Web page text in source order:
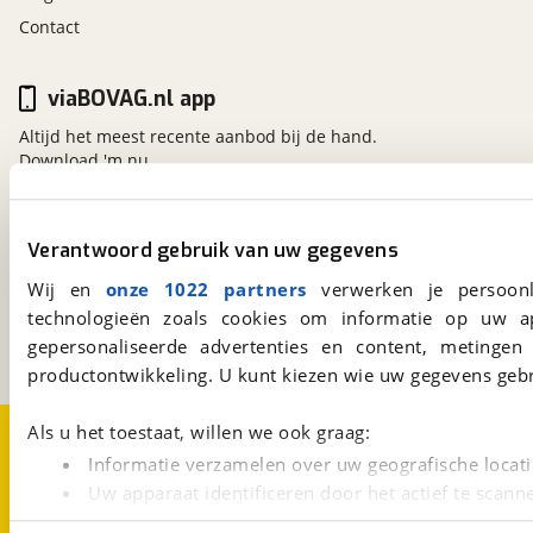
Verantwoord gebruik van uw gegevens
Wij en onze 1022 partners verwerken je
technologieën zoals cookies om informatie op
gepersonaliseerde advertenties en content,
productontwikkeling. U kunt kiezen wie uw gegevens
Als u het toestaat, willen we ook graag:
Informatie verzamelen over uw geografische
Uw apparaat identificeren door het actief te
Lees meer over hoe uw persoonlijke gegevens worden
Contact
viaBOVAG.nl
Kosterijland15
Een initiatief van
BOVAG
viaBOVAG.nl app
Altijd het meest recente aanbod bij de hand.
Download 'm nu.
Over viaBOVAG.nlDisclaimer- en Privacyverklaring
CookievoorkeurenVacatures